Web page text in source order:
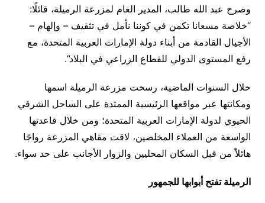
وصرح عبد الله طالب، المدير العام لمزرعة الرميلة، قائلًا:
“خلاصة مسعانا تكمن في كوننا نأمل في تثقيف – وإلهام –
الأجيال القادمة من أبناء دولة الإمارات العربية المتحدة، مع
رفع المستوى الدولي للقطاع الزراعي في البلاد”.
خلال السنوات الماضية، رسخت مزرعة الرميلة اسمها
ومكانتها عبر مواقعها الرئيسية الممتدة على الساحل الشرقي
الحيوي لدولة الإمارات العربية المتحدة؛ ومن خلال قاعدتها
الواسعة من العملاء المخلصين، لاقت مقاهي المزرعة رواجًا
هائلاً من قبل السكان المحليين والزوار الأجانب على حد سواء.
الرميلة تفتح أبوابها للجمهور